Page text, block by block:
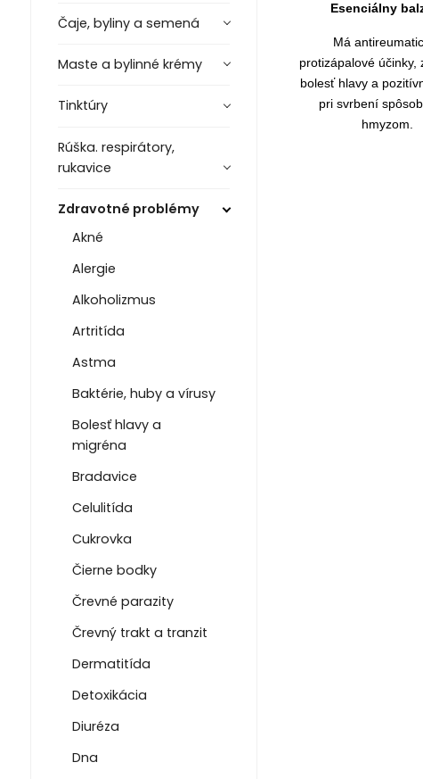
Čaje, byliny a semená
Maste a bylinné krémy
Tinktúry
Rúška. respirátory,
rukavice
Zdravotné problémy
Akné
Alergie
Alkoholizmus
Artritída
Astma
Baktérie, huby a vírusy
Bolesť hlavy a
migréna
Bradavice
Celulitída
Cukrovka
Čierne bodky
Črevné parazity
Črevný trakt a tranzit
Dermatitída
Detoxikácia
Diuréza
Dna
Esenciálny
Má
protizápalové účinky,
bolesť hlavy a
pri svrbení
hmyzom.